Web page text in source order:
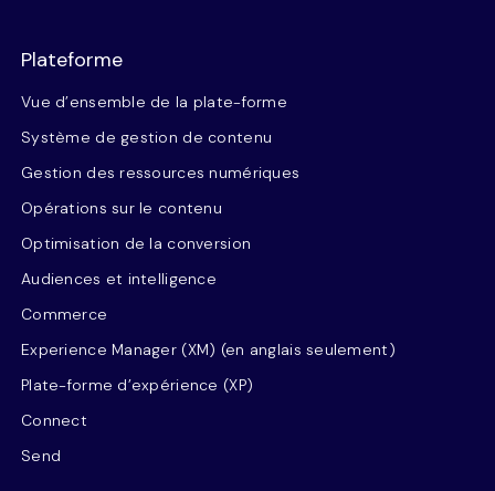
Plateforme
Vue d’ensemble de la plate-forme
Système de gestion de contenu
Gestion des ressources numériques
Opérations sur le contenu
Optimisation de la conversion
Audiences et intelligence
Commerce
Experience Manager (XM) (en anglais seulement)
Plate-forme d’expérience (XP)
Connect
Send